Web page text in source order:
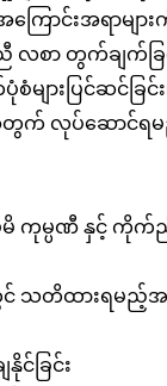
းအရာများကို သ
စာ တွက်ချက်ခြင်
းပြင်ဆင်ခြင်း
က် လုပ်ဆောင်ရမ
ကုမ္ပဏီ နှင့် ကိုက်ညီသ
တိထားရမည့်အခ
ခြင်း